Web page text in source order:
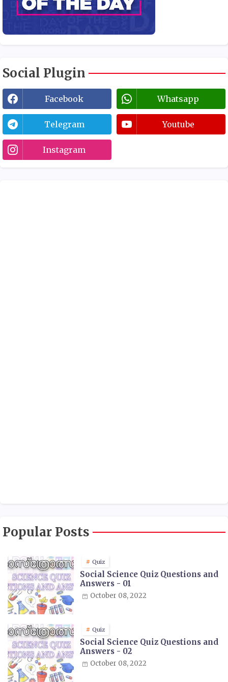
Social Plugin
Facebook Whatsapp
Telegram Youtube
Instagram
Popular Posts
Quiz
Social Science Quiz Questions and
Answers - 01
October 08, 2022
Quiz
Social Science Quiz Questions and
Answers - 02
October 08, 2022